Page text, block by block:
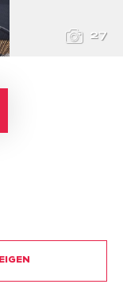
27